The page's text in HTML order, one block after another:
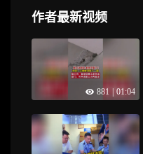
作者最新视频
881 01:04